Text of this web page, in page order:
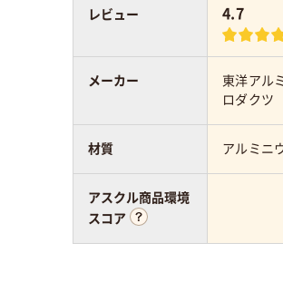
4.7
東洋アル
ロダクツ
アルミニ
レビュー
メーカー
材質
アスクル商品環境
スコア